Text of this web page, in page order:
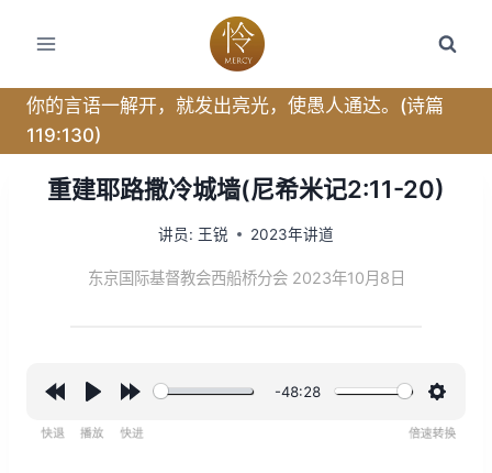
你的言语一解开，就发出亮光，使愚人通达。(诗篇
119:130)
重建耶路撒冷城墙(尼希米记2:11-20)
讲员: 王锐 2023年讲道
东京国际基督教会西船桥分会 2023年10月8日
-48:28